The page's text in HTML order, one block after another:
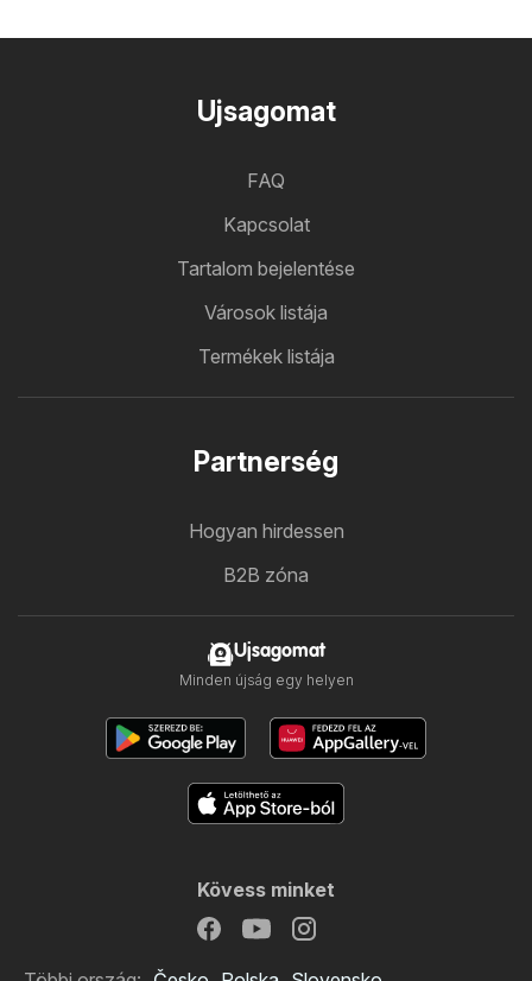
Ujsagomat
FAQ
Kapcsolat
Tartalom bejelentése
Városok listája
Termékek listája
Partnerség
Hogyan hirdessen
B2B zóna
Ujsagomat
Minden újság egy helyen
Kövess minket